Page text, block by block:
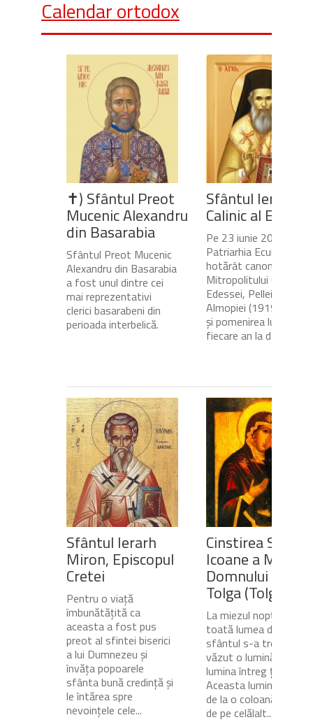
Calendar ortodox
✝) Sfântul Preot
Mucenic Alexandru
din Basarabia
Sfântul Preot Mucenic
Alexandru din Basarabia
a fost unul dintre cei
mai reprezentativi
clerici basarabeni din
perioada interbelică.
Sfântul Ierarh
Calinic al
Pe 23 iunie 2020,
Patriarhia Ecumenică a
hotărât canonizarea
Mitropolitului Calinic al
Edessei, Pellei și
Almopiei (1919-1984)
și pomenirea lui în
fiecare an la data de...
Sfântul Ierarh
Miron, Episcopul
Cretei
Pentru o viață
îmbunătățită ca
aceasta a fost pus
preot al sfintei biserici
a lui Dumnezeu și
învăța popoarele
sfânta bună credință și
le întărea spre
nevoințele cele...
Cinstirea Sfintei
Icoane a Maicii
Domnului de pe
Tolga (Tolgska)
La miezul nopții, când
toată lumea dormea,
sfântul s-a trezit și a
văzut o lumină care
lumina întreg ținutul.
Aceasta lumină venea
de la o coloană de foc
de pe celălalt...